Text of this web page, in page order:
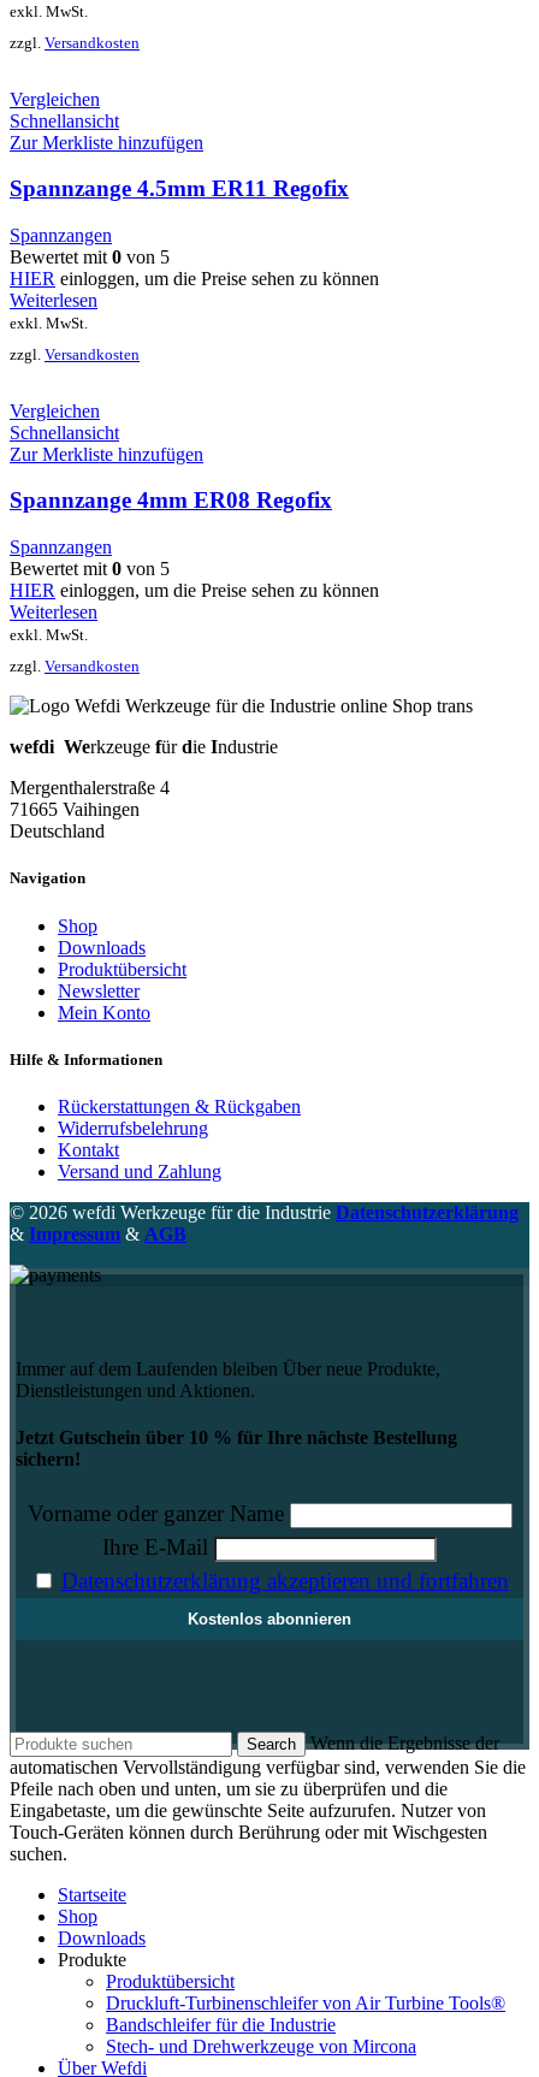
exkl. MwSt.
zzgl. Versandkosten
Vergleichen
Schnellansicht
Zur Merkliste hinzufügen
Spannzange 4.5mm ER11 Regofix
Spannzangen
Bewertet mit 0 von 5
HIER einloggen, um die Preise sehen zu können
Weiterlesen
exkl. MwSt.
zzgl. Versandkosten
Vergleichen
Schnellansicht
Zur Merkliste hinzufügen
Spannzange 4mm ER08 Regofix
Spannzangen
Bewertet mit 0 von 5
HIER einloggen, um die Preise sehen zu können
Weiterlesen
exkl. MwSt.
zzgl. Versandkosten
wefdi Werkzeuge fürdie Industrie
Mergenthalerstraße 4
71665 Vaihingen
Deutschland
Navigation
Shop
Downloads
Produktübersicht
Newsletter
Mein Konto
Hilfe & Informationen
Rückerstattungen & Rückgaben
Widerrufsbelehrung
Kontakt
Versand und Zahlung
© 2026 wefdi Werkzeuge für die Industrie Datenschutzerklärung
& Impressum & AGB
Immer auf dem Laufenden bleiben Über neue Produkte,
Dienstleistungen und Aktionen.
Jetzt Gutschein über 10 % für Ihre nächste Bestellung
sichern!
Vorname oder ganzer Name
Ihre E-Mail
Datenschutzerklärung akzeptieren und fortfahren
Search
Wenn die Ergebnisse der
automatischen Vervollständigung verfügbar sind, verwenden Sie die
Pfeile nach oben und unten, um sie zu überprüfen und die
Eingabetaste, um die gewünschte Seite aufzurufen. Nutzer von
Touch-Geräten können durch Berührung oder mit Wischgesten
suchen.
Startseite
Shop
Downloads
Produkte
Produktübersicht
Druckluft-Turbinenschleifer von Air Turbine Tools®
Bandschleifer für die Industrie
Stech- und Drehwerkzeuge von Mircona
Über Wefdi